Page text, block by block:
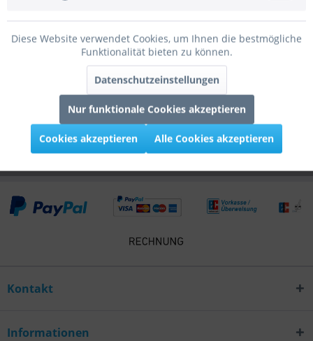
Bewertungen lesen, schreiben und diskutieren...mehr
Infos zum Hersteller
Folgende Infos zum Hersteller sind verfübar......mehr
Kunden kauften auch
Kontakt
Informationen
Diese Website verwendet Cookies, um Ihnen die bestmögliche
Funktionalität bieten zu können.
Datenschutzeinstellungen
Nur funktionale Cookies akzeptieren
Cookies akzeptieren Alle Cookies akzeptieren